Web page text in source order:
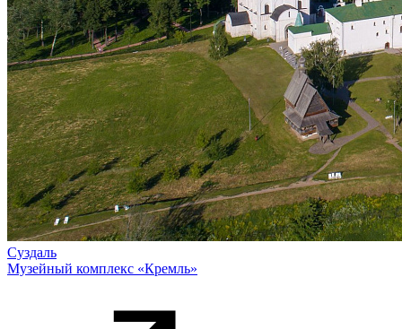
Суздаль
Музейный комплекс «Кремль»